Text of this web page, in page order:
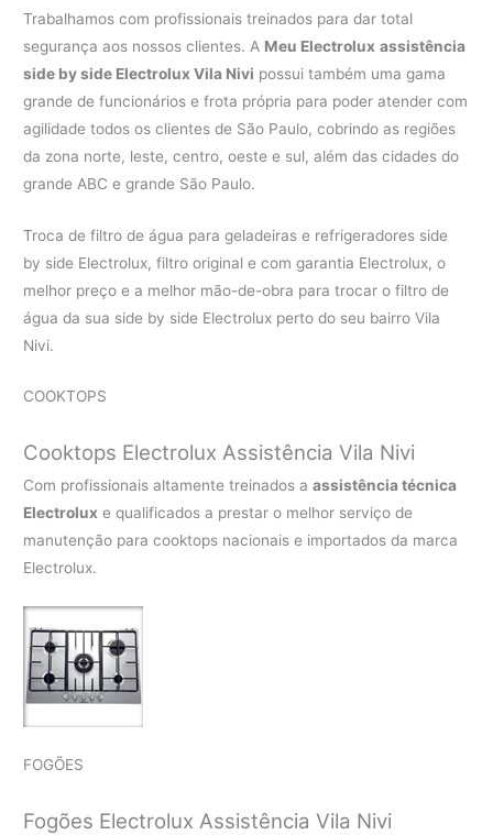
Trabalhamos com profissionais treinados para dar total
segurança aos nossos clientes. A Meu Electrolux assistência
side by side Electrolux Vila Nivi possui também uma gama
grande de funcionários e frota própria para poder atender com
agilidade todos os clientes de São Paulo, cobrindo as regiões
da zona norte, leste, centro, oeste e sul, além das cidades do
grande ABC e grande São Paulo.
Troca de filtro de água para geladeiras e refrigeradores side
by side Electrolux, filtro original e com garantia Electrolux, o
melhor preço e a melhor mão-de-obra para trocar o filtro de
água da sua side by side Electrolux perto do seu bairro Vila
Nivi.
COOKTOPS
Cooktops Electrolux Assistência Vila Nivi
Com profissionais altamente treinados aassistência técnica
Electrolux e qualificados a prestar o melhor serviço de
manutenção para cooktops nacionais e importados da marca
Electrolux.
FOGÕES
Fogões Electrolux Assistência Vila Nivi